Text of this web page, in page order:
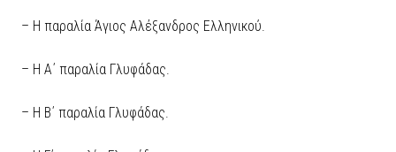
– Η παραλία Άγιος Αλέξανδρος Ελληνικού.
– Η Α΄ παραλία Γλυφάδας.
– Η Β΄ παραλία Γλυφάδας.